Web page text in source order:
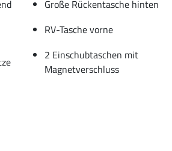
Große Rückentasche hinten
RV-Tasche vorne
2 Einschubtaschen mit
Magnetverschluss